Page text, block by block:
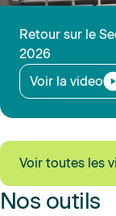
Retour sur le
2026
Voir la video
Voir toutes les
Nos outils